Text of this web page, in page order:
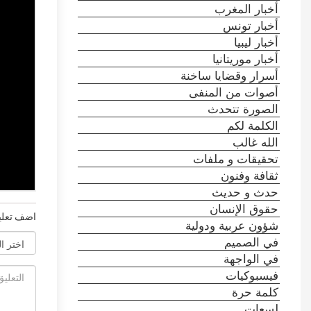
اضف
أخبار المغرب
أخبار تونس
أخبار ليبيا
أخبار موريتانيا
أسرار وقضايا ساخنة
أصوات من المنفى
الصورة تتحدث
الكلمة لكم
الله غالب
تحقيقات و ملفات
ثقافة وفنون
حدث و حديث
حقوق الإنسان
شؤون عربية ودولية
في الصميم
في الواجهة
فيسبوكيات
كلمة حرة